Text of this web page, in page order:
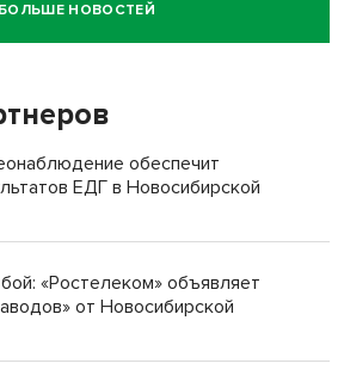
водителя за смерть
в новосибирском селе лошади
срок за избиение врачей
с женой вошли в топ-16
БОЛЬШЕ НОВОСТЕЙ
обеспечит
ЕДГ в Новосибирской
«Ростелеком» объявляет
от Новосибирской